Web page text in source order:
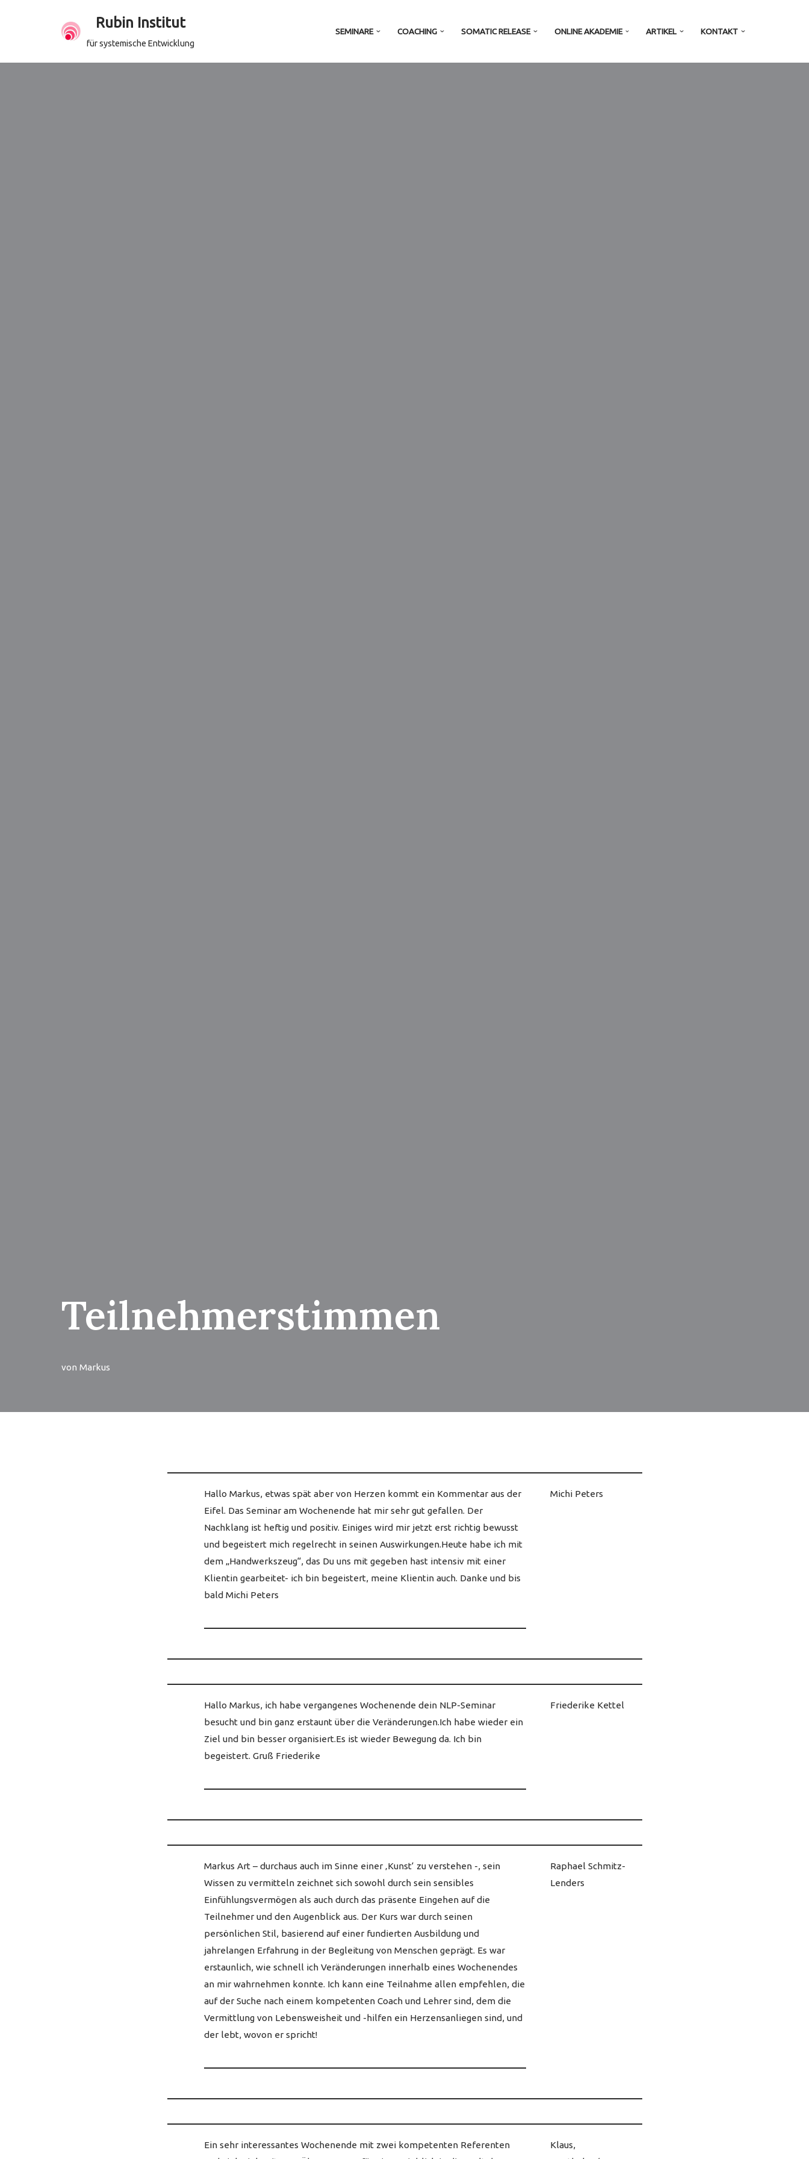
Rubin Institut
für systemische Entwicklung
SEMINARE COACHING SOMATIC RELEASE ONLINE AKADEMIE ARTIKEL KONTAKT
Teilnehmerstimmen
von Markus
Hallo Markus, etwas spät aber von Herzen kommt ein Kommentar aus der
Eifel. Das Seminar am Wochenende hat mir sehr gut gefallen. Der
Nachklang ist heftig und positiv. Einiges wird mir jetzt erst richtig bewusst
und begeistert mich regelrecht in seinen Auswirkungen.Heute habe ich mit
dem „Handwerkszeug“, das Du uns mit gegeben hast intensiv mit einer
Klientin gearbeitet- ich bin begeistert, meine Klientin auch. Danke und bis
bald Michi Peters
Michi Peters
Hallo Markus, ich habe vergangenes Wochenende dein NLP-Seminar
besucht und bin ganz erstaunt über die Veränderungen.Ich habe wieder ein
Ziel und bin besser organisiert.Es ist wieder Bewegung da. Ich bin
begeistert. Gruß Friederike
Friederike Kettel
Markus Art – durchaus auch im Sinne einer ‚Kunst‘ zu verstehen -, sein
Wissen zu vermitteln zeichnet sich sowohl durch sein sensibles
Einfühlungsvermögen als auch durch das präsente Eingehen auf die
Teilnehmer und den Augenblick aus. Der Kurs war durch seinen
persönlichen Stil, basierend auf einer fundierten Ausbildung und
jahrelangen Erfahrung in der Begleitung von Menschen geprägt. Es war
erstaunlich, wie schnell ich Veränderungen innerhalb eines Wochenendes
an mir wahrnehmen konnte. Ich kann eine Teilnahme allen empfehlen, die
auf der Suche nach einem kompetenten Coach und Lehrer sind, dem die
Vermittlung von Lebensweisheit und -hilfen ein Herzensanliegen sind, und
der lebt, wovon er spricht!
Raphael Schmitz-
Lenders
Ein sehr interessantes Wochenende mit zwei kompetenten Referenten
Klaus,